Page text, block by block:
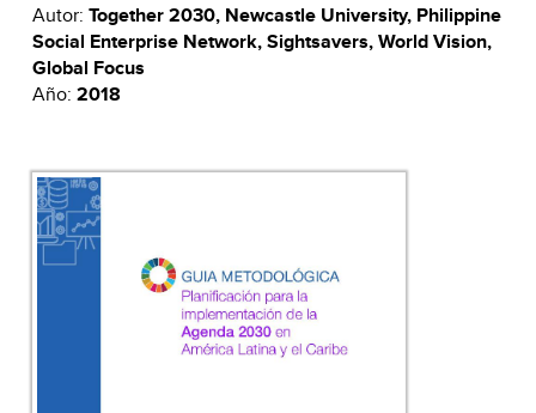
Autor: Together 2030, Newcastle University, Philippine
Social Enterprise Network, Sightsavers, World Vision,
Global Focus
Año: 2018